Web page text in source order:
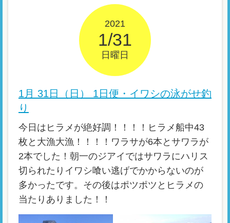
2021
1/31
日曜日
1月 31日（日） 1日便・イワシの泳がせ釣
り
今日はヒラメが絶好調！！！！ヒラメ船中43
枚と大漁大漁！！！！ワラサが6本とサワラが
2本でした！朝一のジアイではサワラにハリス
切られたりイワシ喰い逃げでかからないのが
多かったです。その後はポツポツとヒラメの
当たりありました！！